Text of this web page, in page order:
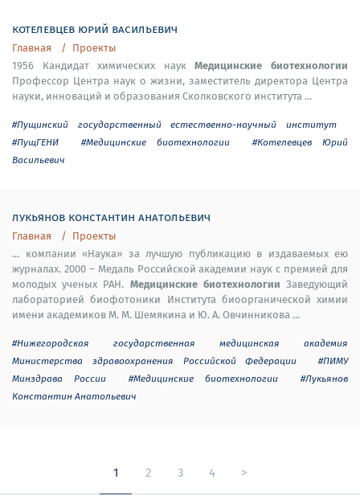
котелевцев юрий васильевич
Главная
Проекты
1956 Кандидат химических наукМедицинские биотехнологии
Профессор Центра наук о жизни, заместитель директора Центра
науки, инноваций и образования Сколковского института ...
#Пущинский государственный естественно-научный институт
#ПущГЕНИ
#Медицинские биотехнологии
#Котелевцев Юрий
Васильевич
лукьянов константин анатольевич
Главная
Проекты
... компании «Наука» за лучшую публикацию в издаваемых ею
журналах. 2000 – Медаль Российской академии наук с премией для
молодых ученых РАН. Медицинские биотехнологии Заведующий
лабораторией биофотоники Института биоорганической химии
имени академиков М. М. Шемякина и Ю. А. Овчинникова ...
#Нижегородская государственная медицинская академия
Министерства здравоохранения Российской Федерации
#ПИМУ
Минздрава России
#Медицинские биотехнологии
#Лукьянов
Константин Анатольевич
1 2 3 4 >